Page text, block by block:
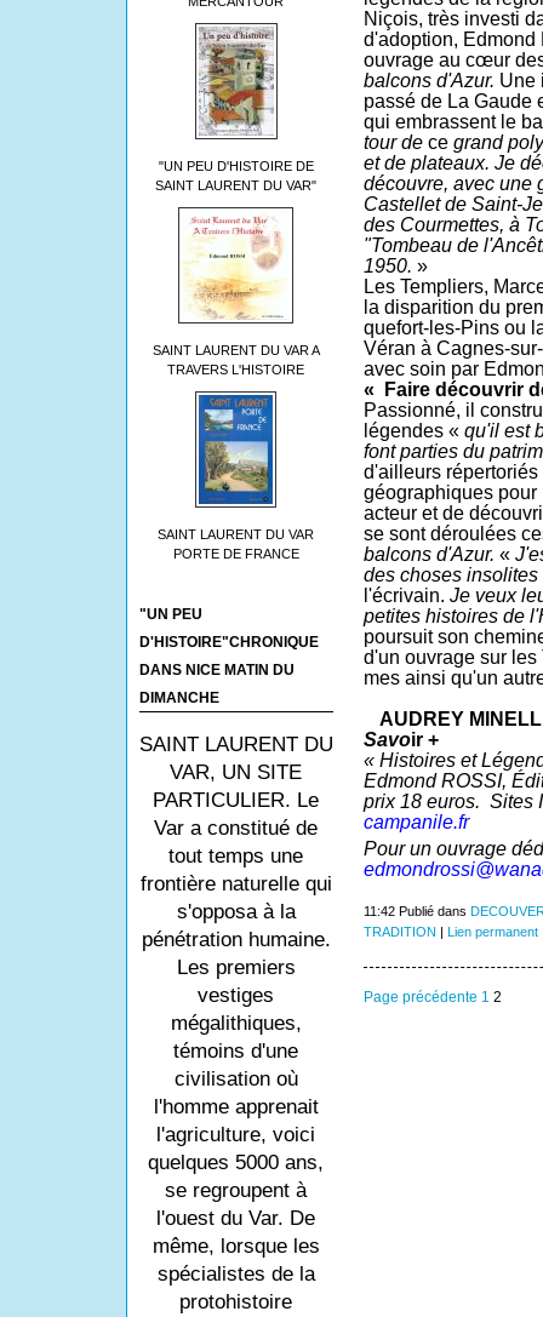
"UN PEU D'HISTOIRE DE
SAINT LAURENT DU VAR"
SAINT LAURENT DU VAR A
TRAVERS L'HISTOIRE
SAINT LAURENT DU VAR
PORTE DE FRANCE
"UN PEU
D'HISTOIRE"CHRONIQUE
DANS NICE MATIN DU
DIMANCHE
SAINT LAURENT DU
VAR, UN SITE
PARTICULIER. Le
Var a constitué de
tout temps une
frontière naturelle qui
s'opposa à la
pénétration humaine.
Les premiers
vestiges
mégalithiques,
témoins d'une
civilisation où
l'homme apprenait
l'agriculture, voici
quelques 5000 ans,
se regroupent à
l'ouest du Var. De
même, lorsque les
spécialistes de la
protohistoire
Niçois, très investi
d'adoption,
ouvrage au cœur
balcons d'Azur. Une
passé de La Gaude
qui embrassent le
tour de ce grand
et de plateaux. Je
découvre, avec une
Castellet de Saint-
des Courmettes, à
"Tombeau de
1950. »
Les Templiers,
la disparition du
quefort-les-Pins ou
Véran à Cagnes-
avec soin par
«
Faire découvrir
Passionné, il
légendes « qu'il est
font parties du
d'ailleurs
géographiques pour
acteur et de
se sont dé­roulées
balcons d'Azur. «
des choses
l'écrivain. Je veux
petites histoi­res de
poursuit son
d'un ouvrage sur
mes ainsi qu'un
AUDREY
Savoir +
« Histoires et
Edmond ROSSI,
prix 18 euros. Sites
campanile.fr
Pour un ouvrage
11:42 Publié dans
TRADITION | Lien permanent
Page précédente 1 2